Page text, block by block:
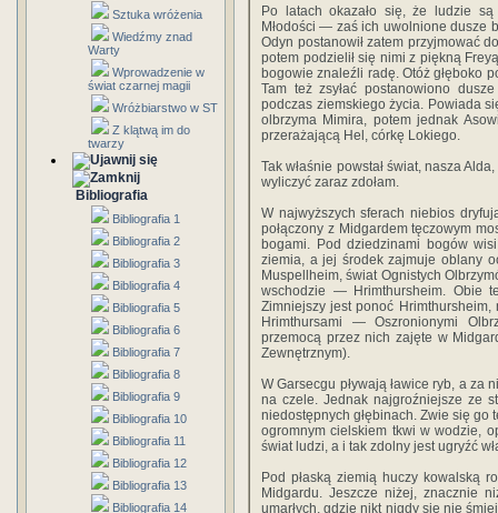
Sztuka wróżenia
Wiedźmy znad
Warty
Wprowadzenie w
świat czarnej magii
Wróżbiarstwo w ST
Z klątwą im do
twarzy
Bibliografia
Bibliografia 1
Bibliografia 2
Bibliografia 3
Bibliografia 4
Bibliografia 5
Bibliografia 6
Bibliografia 7
Bibliografia 8
Bibliografia 9
Bibliografia 10
Bibliografia 11
Bibliografia 12
Bibliografia 13
Bibliografia 14
Po latach okazało się, że ludzie
Młodości — zaś ich uwolnione dusze
Odyn postanowił zatem przyjmować
potem podzielił się nimi z piękną
bogowie znaleźli radę. Otóż głęboko
Tam też zsyłać postanowiono
podczas ziemskiego życia. Powiada
olbrzyma Mimira, potem jednak
przerażającą Hel, córkę Lokiego.
Tak właśnie powstał świat, nasza
wyliczyć zaraz zdołam.
W najwyższych sferach niebios
połączony z Midgardem tęczowym
bogami. Pod dziedzinami bogów
ziemia, a jej środek zajmuje oblany
Muspellheim, świat Ognistych
wschodzie — Hrimthursheim. Obie
Zimniejszy jest ponoć
Hrimthursami — Oszronionymi
przemocą przez nich zajęte w
Zewnętrznym).
W Garsecgu pływają ławice ryb, a za
na czele. Jednak najgroźniejsze ze
niedostępnych głębinach. Zwie się go
ogromnym cielskiem tkwi w wodzie,
świat ludzi, a i tak zdolny jest ugryźć
Pod płaską ziemią huczy kowalską
Midgardu. Jeszcze niżej, znacznie
umarłych, gdzie nikt nigdy się nie